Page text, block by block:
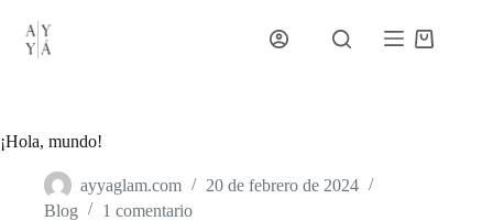
contenido
Carro
¡Hola, mundo!
ayyaglam.com
20 de febrero de 2024
Blog
1 comentario